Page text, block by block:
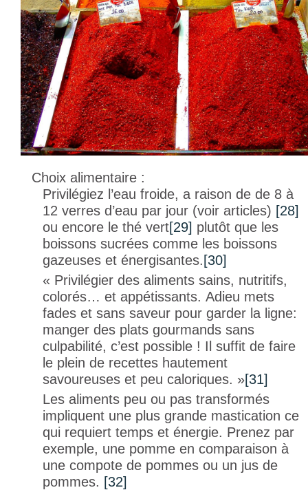
Choix alimentaire :
Privilégiez l’eau froide, a raison de de 8 à
12 verres d’eau par jour (voir articles) [28]
ou encore le thé vert[29] plutôt que les
boissons sucrées comme les boissons
gazeuses et énergisantes.[30]
« Privilégier des aliments sains, nutritifs,
colorés… et appétissants. Adieu mets
fades et sans saveur pour garder la ligne:
manger des plats gourmands sans
culpabilité, c’est possible ! Il suffit de faire
le plein de recettes hautement
savoureuses et peu caloriques. »[31]
Les aliments peu ou pas transformés
impliquent une plus grande mastication ce
qui requiert temps et énergie. Prenez par
exemple, une pomme en comparaison à
une compote de pommes ou un jus de
pommes. [32]